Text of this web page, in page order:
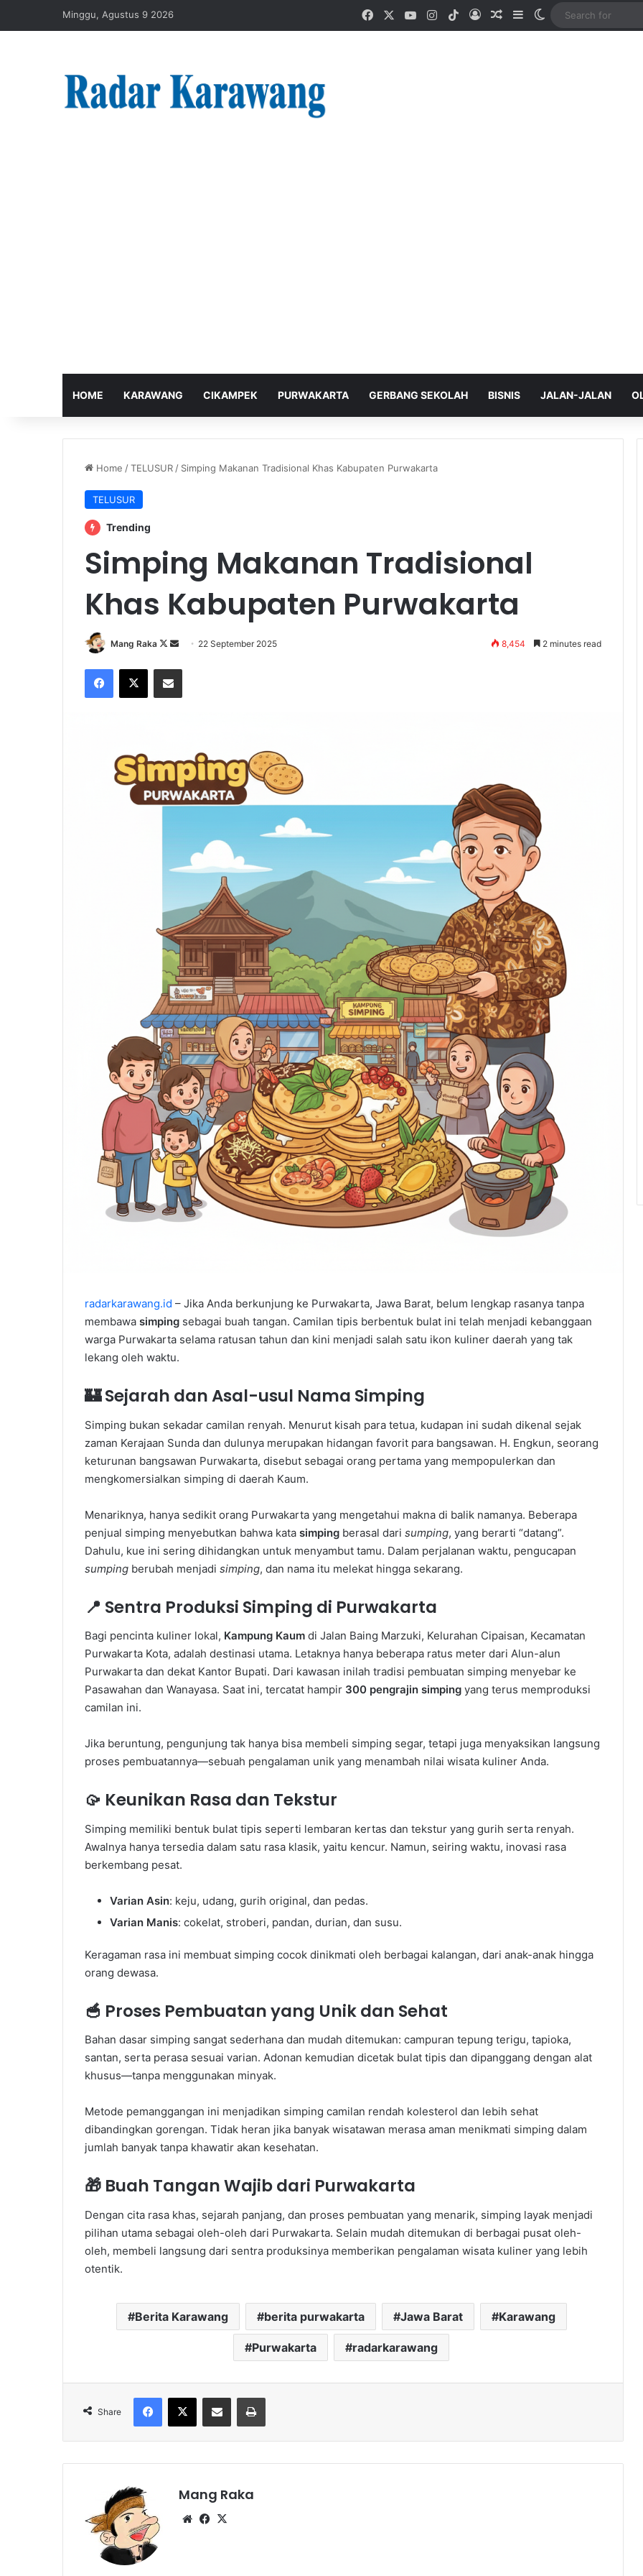
Minggu, Agustus 9 2026 FacebookYouTubeInstagram
TikTokLog InRandom Article
SidebarSwitch skin
HOME KARAWANG CIKAMPEK PURWAKARTA GERBANG SEKOLAH BISNIS JALAN-JALAN
Home /TELUSUR / Simping Makanan Tradisional Khas Kabupaten Purwakarta
TELUSUR
Trending
Simping Makanan Tradisional
Khas Kabupaten Purwakarta
Mang Raka
Follow
X
Send 22 September 2025 8,454 2 minutes read
Facebook
X Share via Email
radarkarawang.id – Jika Anda berkunjung ke Purwakarta, Jawa Barat, belum lengkap rasanya tanpa
membawa simping sebagai buah tangan. Camilan tipis berbentuk bulat ini telah menjadi kebanggaan
warga Purwakarta selama ratusan tahun dan kini menjadi salah satu ikon kuliner daerah yang tak
lekang oleh waktu.
🏰Sejarah dan Asal-usul Nama Simping
Simping bukan sekadar camilan renyah. Menurut kisah para tetua, kudapan ini sudah dikenal sejak
zaman Kerajaan Sunda dan dulunya merupakan hidangan favorit para bangsawan. H. Engkun, seorang
keturunan bangsawan Purwakarta, disebut sebagai orang pertama yang mempopulerkan dan
mengkomersialkan simping di daerah Kaum.
Menariknya, hanya sedikit orang Purwakarta yang mengetahui makna di balik namanya. Beberapa
penjual simping menyebutkan bahwa kata simping berasal dari sumping, yang berarti “datang”.
Dahulu, kue ini sering dihidangkan untuk menyambut tamu. Dalam perjalanan waktu, pengucapan
sumping berubah menjadi simping, dan nama itu melekat hingga sekarang.
📍 Sentra Produksi Simping di Purwakarta
Bagi pencinta kuliner lokal, Kampung Kaum di Jalan Baing Marzuki, Kelurahan Cipaisan, Kecamatan
Purwakarta Kota, adalah destinasi utama. Letaknya hanya beberapa ratus meter dari Alun-alun
Purwakarta dan dekat Kantor Bupati. Dari kawasan inilah tradisi pembuatan simping menyebar ke
Pasawahan dan Wanayasa. Saat ini, tercatat hampir 300 pengrajin simping yang terus memproduksi
camilan ini.
Jika beruntung, pengunjung tak hanya bisa membeli simping segar, tetapi juga menyaksikan langsung
proses pembuatannya—sebuah pengalaman unik yang menambah nilai wisata kuliner Anda.
🥠 Keunikan Rasa dan Tekstur
Simping memiliki bentuk bulat tipis seperti lembaran kertas dan tekstur yang gurih serta renyah.
Awalnya hanya tersedia dalam satu rasa klasik, yaitu kencur. Namun, seiring waktu, inovasi rasa
berkembang pesat.
Varian Asin: keju, udang, gurih original, dan pedas.
Varian Manis: cokelat, stroberi, pandan, durian, dan susu.
Keragaman rasa ini membuat simping cocok dinikmati oleh berbagai kalangan, dari anak-anak hingga
orang dewasa.
🥣 Proses Pembuatan yang Unik dan Sehat
Bahan dasar simping sangat sederhana dan mudah ditemukan: campuran tepung terigu, tapioka,
santan, serta perasa sesuai varian. Adonan kemudian dicetak bulat tipis dan dipanggang dengan alat
khusus—tanpa menggunakan minyak.
Metode pemanggangan ini menjadikan simping camilan rendah kolesterol dan lebih sehat
dibandingkan gorengan. Tidak heran jika banyak wisatawan merasa aman menikmati simping dalam
jumlah banyak tanpa khawatir akan kesehatan.
🎁 Buah Tangan Wajib dari Purwakarta
Dengan cita rasa khas, sejarah panjang, dan proses pembuatan yang menarik, simping layak menjadi
pilihan utama sebagai oleh-oleh dari Purwakarta. Selain mudah ditemukan di berbagai pusat oleh-
oleh, membeli langsung dari sentra produksinya memberikan pengalaman wisata kuliner yang lebih
otentik.
Berita Karawang berita purwakarta Jawa Barat Karawang
Purwakarta radarkarawang
Share
Facebook
X Share via Email Print
Mang Raka
WebsiteFacebook